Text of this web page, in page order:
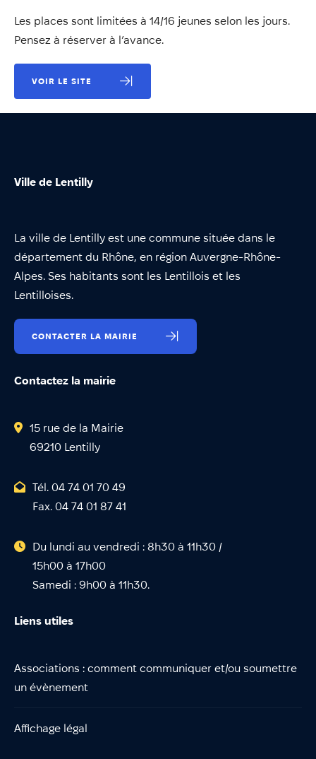
Les places sont limitées à 14/16 jeunes selon les jours.
Pensez à réserver à l’avance.
VOIR LE SITE
Ville de Lentilly
La ville de Lentilly est une commune située dans le
département du Rhône, en région Auvergne-Rhône-
Alpes. Ses habitants sont les Lentillois et les
Lentilloises.
CONTACTER LA MAIRIE
Contactez la mairie
15 rue de la Mairie
69210 Lentilly
Tél. 04 74 01 70 49
Fax. 04 74 01 87 41
Du lundi au vendredi : 8h30 à 11h30 /
15h00 à 17h00
Samedi : 9h00 à 11h30.
Liens utiles
Associations : comment communiquer et/ou soumettre
un évènement
Affichage légal